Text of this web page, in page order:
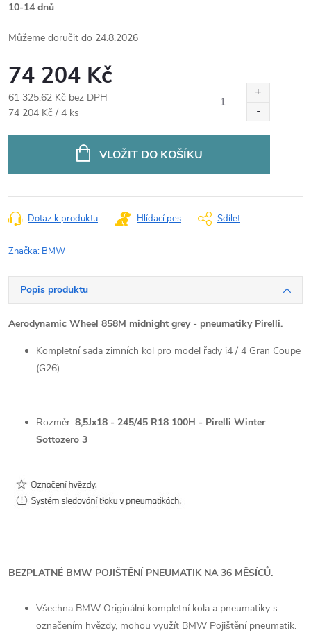
10-14 dnů
24.8.2026
74 204 Kč
61 325,62 Kč bez DPH
Měrná
74 204 Kč / 4 ks
VLOŽIT DO KOŠÍKU
Dotaz k produktu Hlídací pes Sdílet
Značka: BMW
Popis produktu
Aerodynamic Wheel 858M midnight grey - pneumatiky Pirelli.
Kompletní sada zimních kol pro model řady i4 / 4 Gran Coupe
(G26).
Rozměr: 8,5Jx18 - 245/45 R18 100H - Pirelli Winter
Sottozero 3
BEZPLATNÉ BMW POJIŠTĚNÍ PNEUMATIK NA 36 MĚSÍCŮ.
Všechna BMW Originální kompletní kola a pneumatiky s
označením hvězdy, mohou využít BMW Pojištění pneumatik.